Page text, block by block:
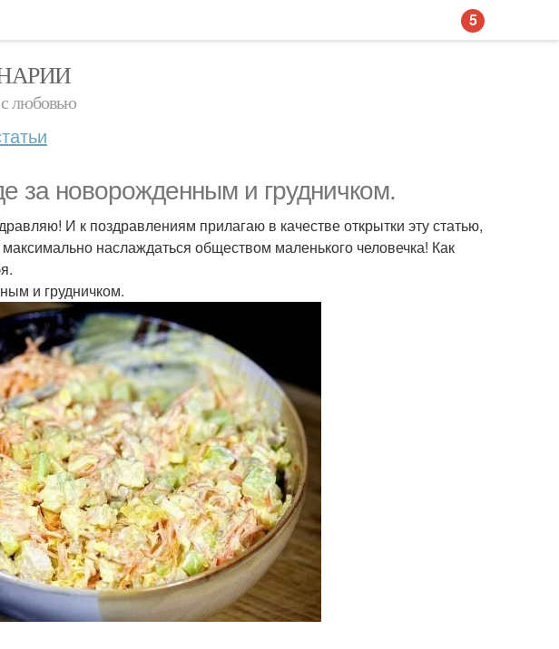
с любовью
за новорожденным и грудничком.
И к поздравлениям прилагаю в качестве открытки эту статью,
наслаждаться обществом маленького человечка! Как
и грудничком.
5